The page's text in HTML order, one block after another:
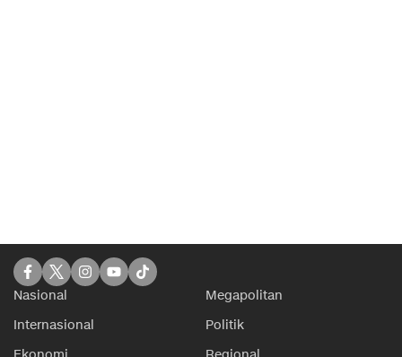
Nasional
Megapolitan
Internasional
Politik